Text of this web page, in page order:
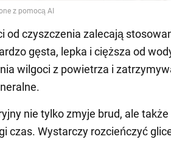
od czyszczenia zalecają
gęsta, lepka i cięższa od
wilgoci z powietrza i
nie tylko zmyje brud, ale
czas. Wystarczy rozcieńczyć